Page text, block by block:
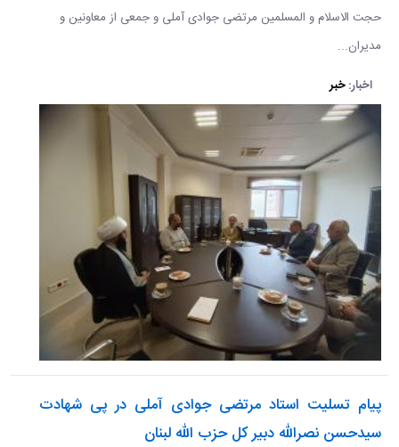
حجت الاسلام و المسلمین مرتضی جوادی آملی و جمعی از معاونین و
مدیران...
اخبار:خبر
پیام تسلیت استاد مرتضی جوادی آملی در پی شهادت
سیدحسن نصرالله دبیر کل حزب الله لبنان